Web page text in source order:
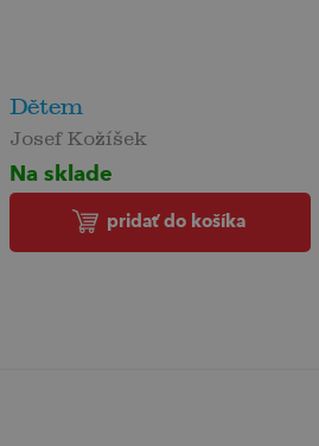
Dětem
Josef Kožíšek
Na sklade
pridať do košíka